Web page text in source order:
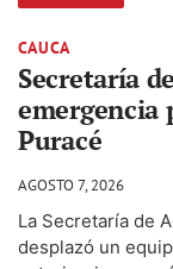
CAUCA
Secretaría
emergencia
Puracé
AGOSTO 7, 2026
La Secretaría de
desplazó un